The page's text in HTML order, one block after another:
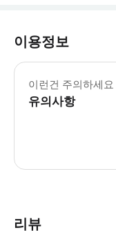
이용정보
이런건 주의하세요
유의사항
리뷰